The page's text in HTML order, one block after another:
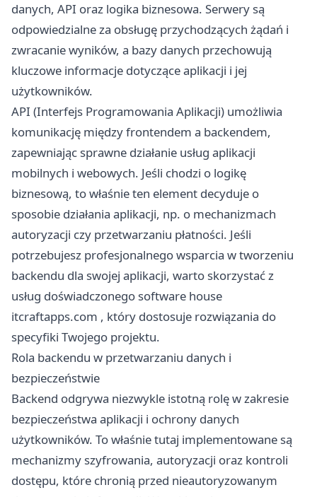
danych, API oraz logika biznesowa. Serwery są
odpowiedzialne za obsługę przychodzących żądań i
zwracanie wyników, a bazy danych przechowują
kluczowe informacje dotyczące aplikacji i jej
użytkowników.
API (Interfejs Programowania Aplikacji) umożliwia
komunikację między frontendem a backendem,
zapewniając sprawne działanie usług aplikacji
mobilnych i webowych. Jeśli chodzi o logikę
biznesową, to właśnie ten element decyduje o
sposobie działania aplikacji, np. o mechanizmach
autoryzacji czy przetwarzaniu płatności. Jeśli
potrzebujesz profesjonalnego wsparcia w tworzeniu
backendu dla swojej aplikacji, warto skorzystać z
usług doświadczonego software house
itcraftapps.com , który dostosuje rozwiązania do
specyfiki Twojego projektu.
Rola backendu w przetwarzaniu danych i
bezpieczeństwie
Backend odgrywa niezwykle istotną rolę w zakresie
bezpieczeństwa aplikacji i ochrony danych
użytkowników. To właśnie tutaj implementowane są
mechanizmy szyfrowania, autoryzacji oraz kontroli
dostępu, które chronią przed nieautoryzowanym